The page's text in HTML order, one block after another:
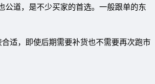
公道，是不少买家的首选。一般跟单的东
适，即使后期需要补货也不需要再次跑市